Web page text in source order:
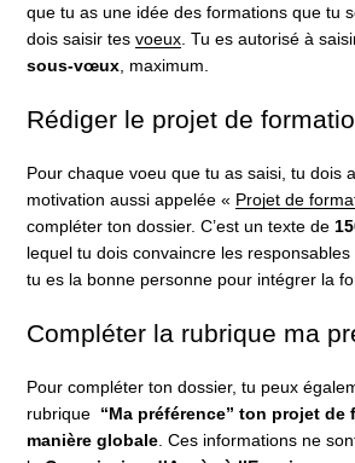
que tu as une idée des formations que tu
dois saisir tesvoeux . Tu es autorisé à
sous-vœux , maximum.
Rédiger le projet de
Pour chaque voeu que tu as saisi, tu dois
motivation aussi appelée « Projet de
compléter ton dossier. C’est un texte de
lequel tu dois convaincre les
tu es la bonne personne pour intégrer la
Compléter la rubrique ma
Pour compléter ton dossier, tu peux
rubrique “Ma préférence” ton projet de
manière globale . Ces informations ne